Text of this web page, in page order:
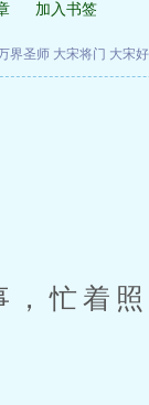
加入书签
界圣师 大宋将门 大宋
忙着照